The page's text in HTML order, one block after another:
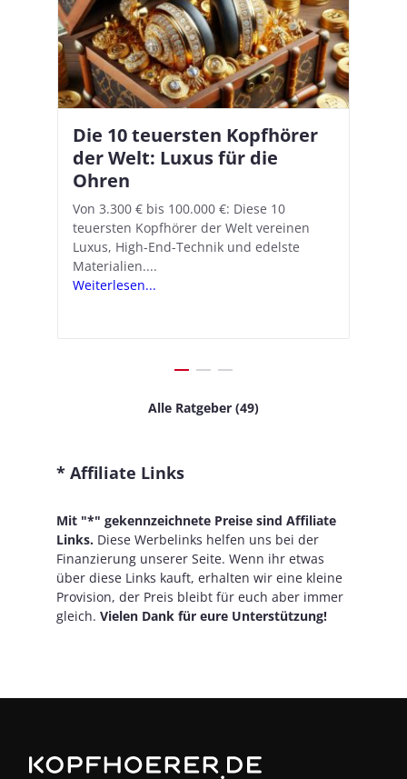
Die 10 teuersten Kopfhörer
der Welt: Luxus für die
Ohren
Von 3.300 € bis 100.000 €: Diese 10
teuersten Kopfhörer der Welt vereinen
Luxus, High-End-Technik und edelste
Materialien....
Weiterlesen...
Apple AirPods Pro 2 und iOS
18.1: So richtet ihr das neue
Hörgeräte-Feature ein
Mit iOS 18.1 und den AirPods Pro 2
verwandelt Apple seine In-Ear-Kopfhörer
in kostengünstige Hörhilfen. In wenigen
Schritten...
Weiterlesen...
Alle Ratgeber (49)
* Affiliate Links
Mit "*" gekennzeichnete Preise sind Affiliate
Links. Diese Werbelinks helfen uns bei der
Finanzierung unserer Seite. Wenn ihr etwas
über diese Links kauft, erhalten wir eine kleine
Provision, der Preis bleibt für euch aber immer
gleich. Vielen Dank für eure Unterstützung!